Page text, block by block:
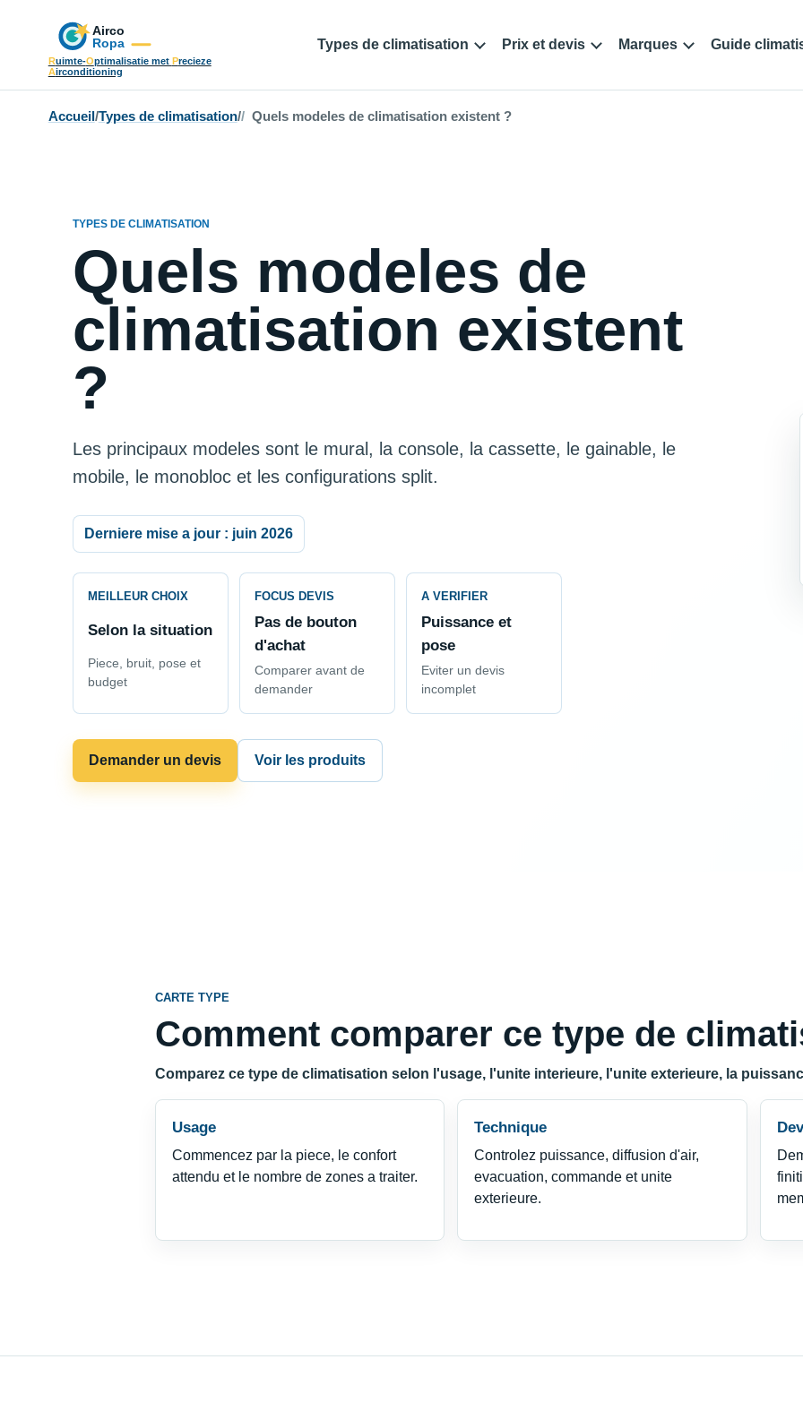
Ruimte-Optimalisatie met Precieze
Airconditioning
Types de climatisation Prix et devis Marques Guide
Accueil /Types de climatisation/ Quels modeles de climatisation existent ?
TYPES DE CLIMATISATION
Quels modeles de
climatisation existent
?
Les principaux modeles sont le mural, la console, la cassette, le gainable, le
mobile, le monobloc et les configurations split.
Derniere mise a jour : juin 2026
MEILLEUR CHOIX
Selon la situation
Piece, bruit, pose et
budget
FOCUS DEVIS
Pas de bouton
d'achat
Comparer avant de
demander
A VERIFIER
Puissance et
pose
Eviter un devis
incomplet
Demander un devis Voir les produits
CARTE TYPE
Comment comparer ce type de
Comparez ce type de climatisation selon l'usage, l'unite interieure, l'unite exterieure, la
Usage
Commencez par la piece, le confort
attendu et le nombre de zones a traiter.
Technique
Controlez puissance, diffusion d'air,
evacuation, commande et unite
exterieure.